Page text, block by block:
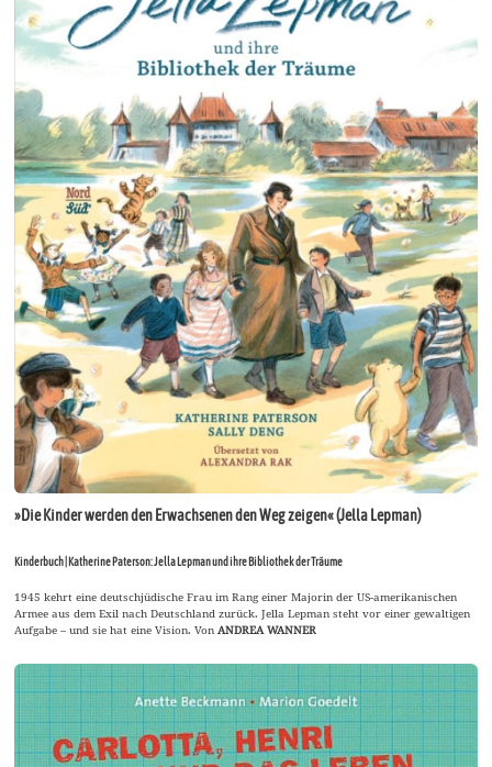
»Die Kinder werden den Erwachsenen den Weg zeigen« (Jella Lepman)
Kinderbuch | Katherine Paterson: Jella Lepman und ihre Bibliothek der Träume
1945 kehrt eine deutschjüdische Frau im Rang einer Majorin der US-amerikanischen
Armee aus dem Exil nach Deutschland zurück. Jella Lepman steht vor einer gewaltigen
Aufgabe – und sie hat eine Vision. VonANDREA WANNER